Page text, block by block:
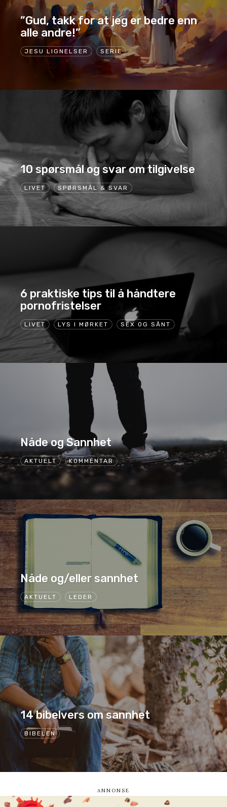
JESU LIGNELSER SERIE
”Gud, takk for at jeg er bedre enn
alle andre!”
LIVET SPØRSMÅL & SVAR
10 spørsmål og svar om tilgivelse
LIVET LYS I MØRKET SEX OG SÅNT
6 praktiske tips til å håndtere
pornofristelser
AKTUELT KOMMENTAR
Nåde og Sannhet
AKTUELT LEDER
Nåde og/eller sannhet
BIBELEN
14 bibelvers om sannhet